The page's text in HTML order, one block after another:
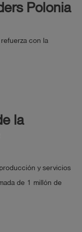
Polonia
con la
la
y servicios
de 1 millón de